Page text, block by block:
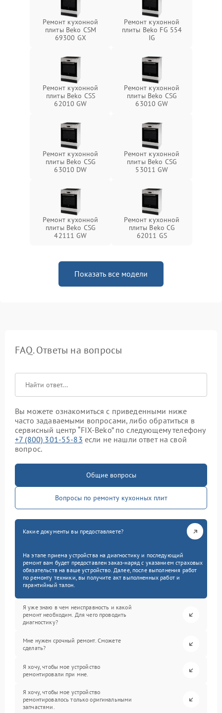
Ремонт кухонной
плиты Beko CSM
69300 GX
Ремонт кухонной
плиты Beko FG 554
IG
Ремонт кухонной
плиты Beko CSS
62010 GW
Ремонт кухонной
плиты Beko CSG
63010 GW
Ремонт кухонной
плиты Beko CSG
63010 DW
Ремонт кухонной
плиты Beko CSG
53011 GW
Ремонт кухонной
плиты Beko CSG
42111 GW
Ремонт кухонной
плиты Beko CG
62011 GS
Показать все модели
FAQ. Ответы на вопросы
Вы можете ознакомиться с приведенными ниже
часто задаваемыми вопросами, либо обратиться в
сервисный центр “FIX-Beko” по следующему телефону
+7 (800) 301-55-83 если не нашли ответ на свой
вопрос.
Общие вопросы
Вопросы по ремонту кухонных плит
Какие документы вы предоставляете?
На этапе приема устройства на диагностику и последующий
ремонт вам будет предоставлен заказ-наряд с указанием страховых
обязательств на ваше устройство. Далее, после выполнения работ
по ремонту техники, вы получите акт выполненных работ и
гарантийный талон.
Я уже знаю в чем неисправность и какой
ремонт необходим. Для чего проводить
диагностику?
Мне нужен срочный ремонт. Сможете
сделать?
Я хочу, чтобы мое устройство
ремонтировали при мне.
Я хочу, чтобы мое устройство
ремонтировалось только оригинальными
запчастями.